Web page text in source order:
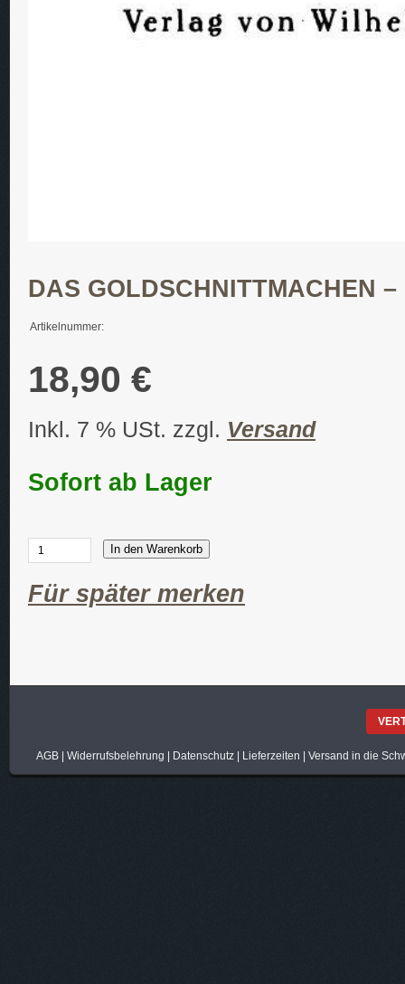
DAS GOLDSCHNITTMACHEN
Artikelnummer:
18,90 €
Inkl. 7 % USt. zzgl. Versand
Sofort ab Lager
In den Warenkorb
Für später merken
AGB| Widerrufsbelehrung | Datenschutz| Lieferzeiten | Versand in die